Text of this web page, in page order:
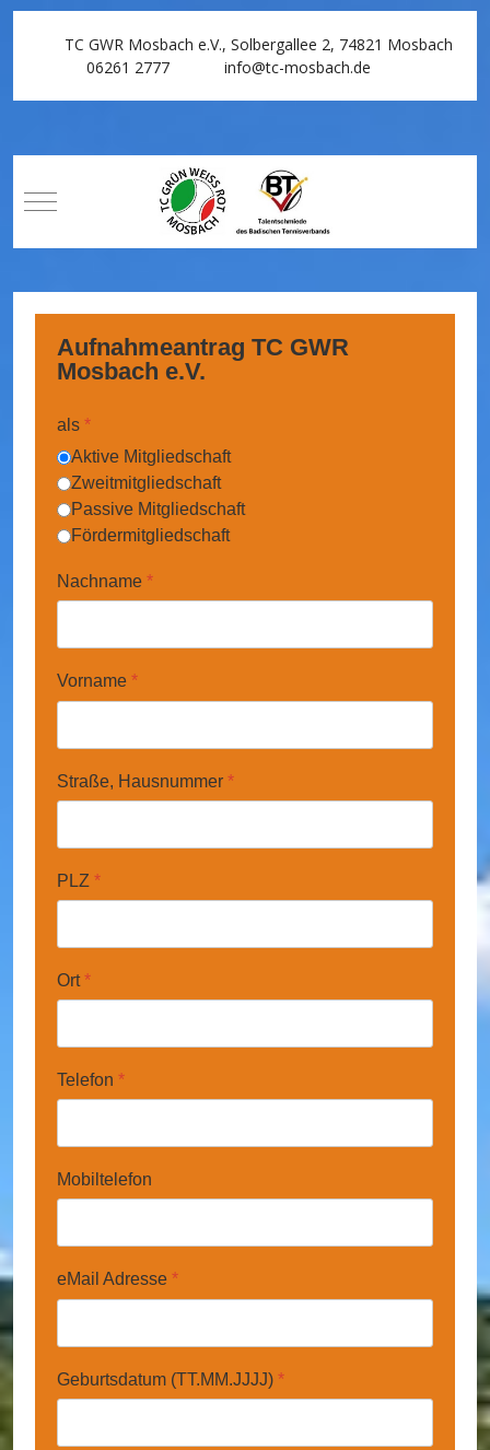
TC GWR Mosbach e.V., Solbergallee 2, 74821 Mosbach
06261 2777
info@tc-mosbach.de
Mobile Menu Toggle
Aufnahmeantrag TC GWR
Mosbach e.V.
als *
Aktive Mitgliedschaft
Zweitmitgliedschaft
Passive Mitgliedschaft
Fördermitgliedschaft
Nachname *
Vorname *
Straße, Hausnummer *
PLZ *
Ort*
Telefon *
Mobiltelefon
eMail Adresse *
Geburtsdatum (TT.MM.JJJJ) *